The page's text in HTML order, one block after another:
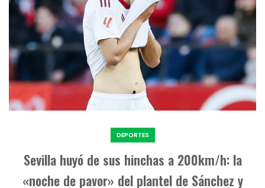
DEPORTES
Sevilla huyó de sus hinchas a 200km/h: la
«noche de pavor» del plantel de Sánchez y